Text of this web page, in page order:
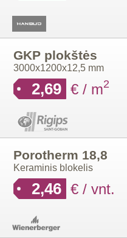
GKP plokštės
3000x1200x12,5 mm
2,69 € / m2
Porotherm 18,8
Keraminis blokelis
2,46 € / vnt.